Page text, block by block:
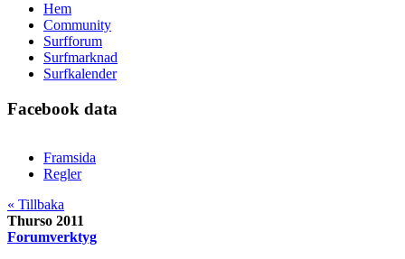
Hem
Community
Surfforum
Surfmarknad
Surfkalender
Facebook data
Framsida
Regler
« Tillbaka
Thurso 2011
Forumverktyg